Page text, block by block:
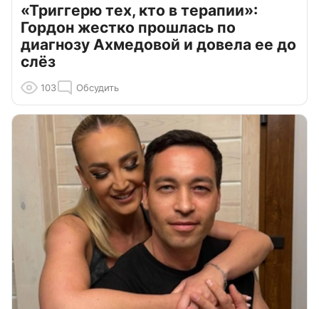
«Триггерю тех, кто в терапии»:
Гордон жестко прошлась по
диагнозу Ахмедовой и довела ее до
слёз
103 Обсудить